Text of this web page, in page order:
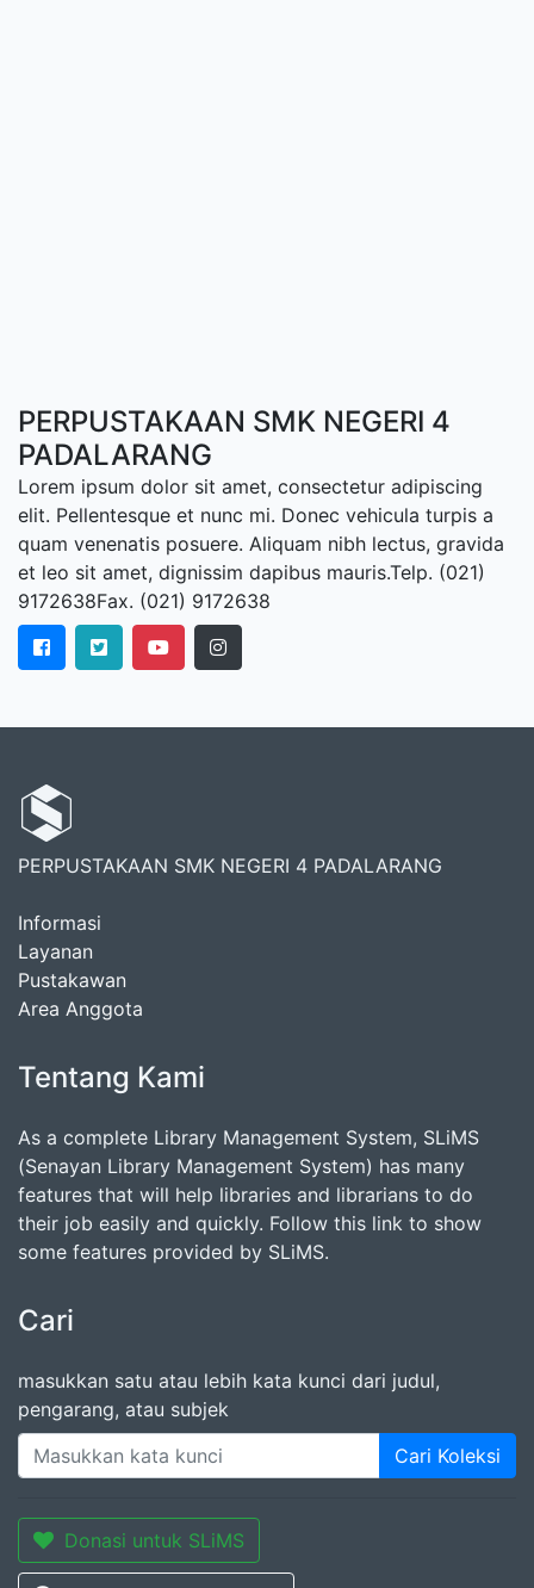
PERPUSTAKAAN SMK NEGERI 4
PADALARANG
Lorem ipsum dolor sit amet, consectetur adipiscing
elit. Pellentesque et nunc mi. Donec vehicula turpis a
quam venenatis posuere. Aliquam nibh lectus, gravida
et leo sit amet, dignissim dapibus mauris.Telp. (021)
9172638Fax. (021) 9172638
PERPUSTAKAAN SMK NEGERI 4 PADALARANG
Informasi
Layanan
Pustakawan
Area Anggota
Tentang Kami
As a complete Library Management System, SLiMS
(Senayan Library Management System) has many
features that will help libraries and librarians to do
their job easily and quickly. Follow this link to show
some features provided by SLiMS.
Cari
masukkan satu atau lebih kata kunci dari judul,
pengarang, atau subjek
Cari Koleksi
Donasi untuk SLiMS